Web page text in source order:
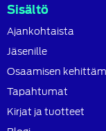
Sisältö
Ajankohtaista
Jäsenille
Osaamisen
Tapahtumat
Kirjat ja tuotteet